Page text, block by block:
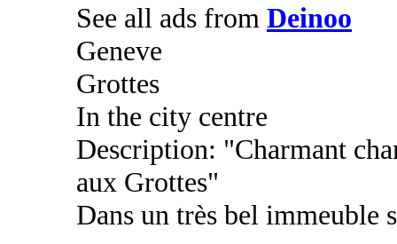
See all ads from Deinoo
Geneve
Grottes
In the city centre
Description: "Charmant
aux Grottes"
Dans un très bel immeuble